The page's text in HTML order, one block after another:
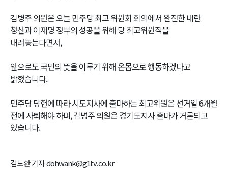
김병주 의원은 오늘 민주당 최고 위원회 회의에서 완전한 내란
청산과 이재명 정부의 성공을 위해 당 최고위원직을
내려놓는다면서,
앞으로도 국민의 뜻을 이루기 위해 온몸으로 행동하겠다고
밝혔습니다.
민주당 당헌에 따라 시도지사에 출마하는 최고위원은 선거일 6개월
전에 사퇴해야 하며, 김병주 의원은 경기도지사 출마가 거론되고
있습니다.
김도환 기자 dohwank@g1tv.co.kr